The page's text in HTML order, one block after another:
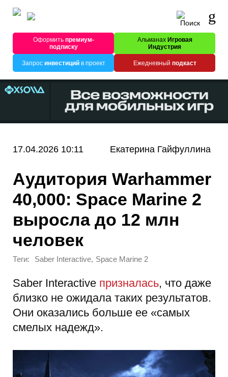
Оформитьпремиум-
подписку
Альманах Игровая
Индустрия
Запрос инвестицийв проект Ежедневный подкаст
17.04.2026 10:11 Екатерина Гайфуллина
Аудитория Warhammer
40,000: Space Marine 2
выросла до 12 млн
человек
Теги: Saber Interactive, Space Marine 2
Saber Interactive призналась, что даже
близко не ожидала таких результатов.
Они оказались больше ее «самых
смелых надежд».